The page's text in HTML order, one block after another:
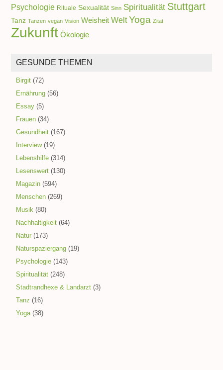
Psychologie Rituale Sexualität Sinn Spiritualität Stuttgart
Tanz Tanzen vegan Vision Weisheit Welt Yoga Zitat
Zukunft Ökologie
GESUNDE THEMEN
Birgit (72)
Ernährung (56)
Essay (5)
Frauen (34)
Gesundheit (167)
Interview(19)
Lebenshilfe (314)
Lesenswert (130)
Magazin (594)
Menschen (269)
Musik (80)
Nachhaltigkeit (64)
Natur (173)
Naturspaziergang (19)
Psychologie (143)
Spiritualität (248)
Stadtrandhexe & Landarzt (3)
Tanz (16)
Yoga (38)